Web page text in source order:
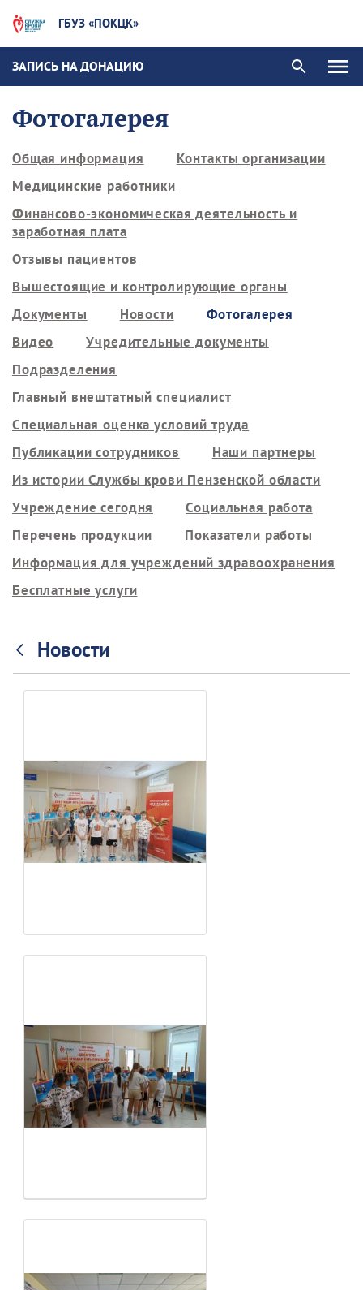
ГБУЗ «ПОКЦК»
ЗАПИСЬ НА ДОНАЦИЮ
Фотогалерея
Общая информация
Контакты организации
Медицинские работники
Финансово-экономическая деятельность и
заработная плата
Отзывы пациентов
Вышестоящие и контролирующие органы
Документы
Новости
Фотогалерея
Видео
Учредительные документы
Подразделения
Главный внештатный специалист
Специальная оценка условий труда
Публикации сотрудников
Наши партнеры
Из истории Службы крови Пензенской области
Учреждение сегодня
Социальная работа
Перечень продукции
Показатели работы
Информация для учреждений здравоохранения
Бесплатные услуги
Новости